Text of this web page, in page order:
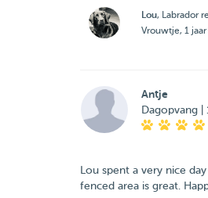
Lou, Labrador
Vrouwtje, 1
Antje
Dagopvang |
Lou spent a very nice
fenced area is great.